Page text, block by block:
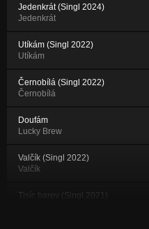
Jedenkrát (Singl 2024)
Jedenkrát
Utíkám (Singl 2022)
Utíkám
Černobílá (Singl 2022)
Černobílá
Doufám
Lucky Brew
Valčík (Singl 2022)
Valčík
Tisíc barev (Singl 2021)